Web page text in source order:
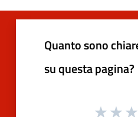
Quanto sono
su questa pagina?